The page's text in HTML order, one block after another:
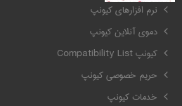
نرم افزارهای کیونپ
دموی آنلاین کیونپ
کیونپ Compatibility List
حریم خصوصی کیونپ
خدمات کیونپ